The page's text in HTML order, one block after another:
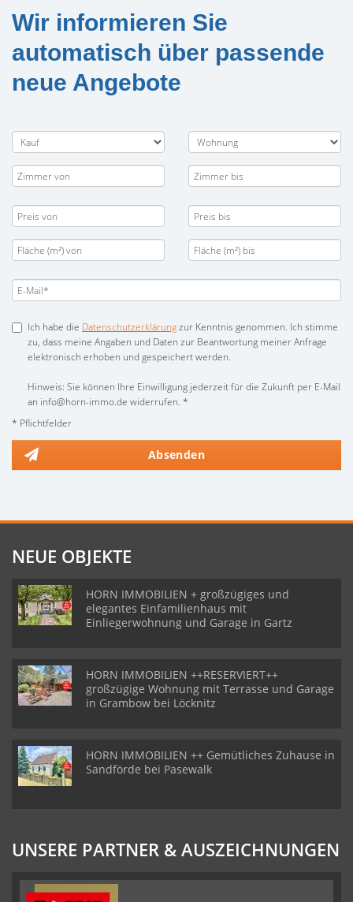
Wir informieren Sie
automatisch über passende
neue Angebote
Ich habe die Datenschutzerklärungzur Kenntnis genommen. Ich stimme
zu, dass meine Angaben und Daten zur Beantwortung meiner Anfrage
elektronisch erhoben und gespeichert werden.
Hinweis: Sie können Ihre Einwilligung jederzeit für die Zukunft per E-Mail
an info@horn-immo.de widerrufen. *
* Pflichtfelder
Absenden
NEUE OBJEKTE
HORN IMMOBILIEN + großzügiges und
elegantes Einfamilienhaus mit
Einliegerwohnung und Garage in Gartz
HORN IMMOBILIEN ++RESERVIERT++
großzügige Wohnung mit Terrasse und Garage
in Grambow bei Löcknitz
HORN IMMOBILIEN ++ Gemütliches Zuhause in
Sandförde bei Pasewalk
UNSERE PARTNER & AUSZEICHNUNGEN